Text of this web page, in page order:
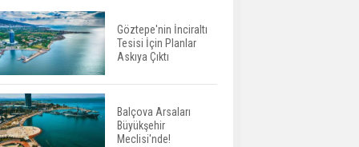
Yüksek Seviyesinde
TOKİ 51 İlde 540 Konut
ve İş Yerini Satışa
Sunuyor
Yatırımcıların Bina Tercihi
Göztepe'nin İnciraltı
Tesisi İçin Planlar
Askıya Çıktı
Balçova Arsaları
Büyükşehir
Meclisi'nde!